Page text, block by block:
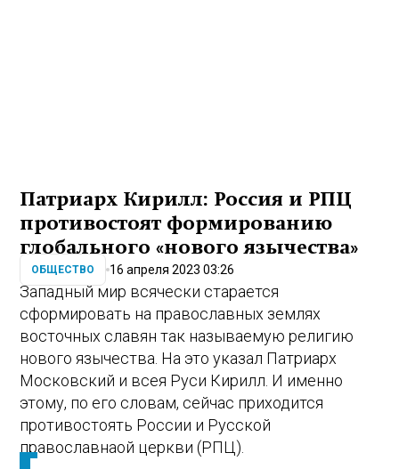
Патриарх Кирилл: Россия и РПЦ
противостоят формированию
глобального «нового язычества»
ОБЩЕСТВО 16 апреля 2023 03:26
Западный мир всячески старается
сформировать на православных землях
восточных славян так называемую религию
нового язычества. На это указал Патриарх
Московский и всея Руси Кирилл. И именно
этому, по его словам, сейчас приходится
противостоять России и Русской
православнаой церкви (РПЦ).